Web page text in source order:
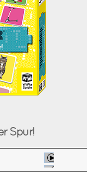
Spur!